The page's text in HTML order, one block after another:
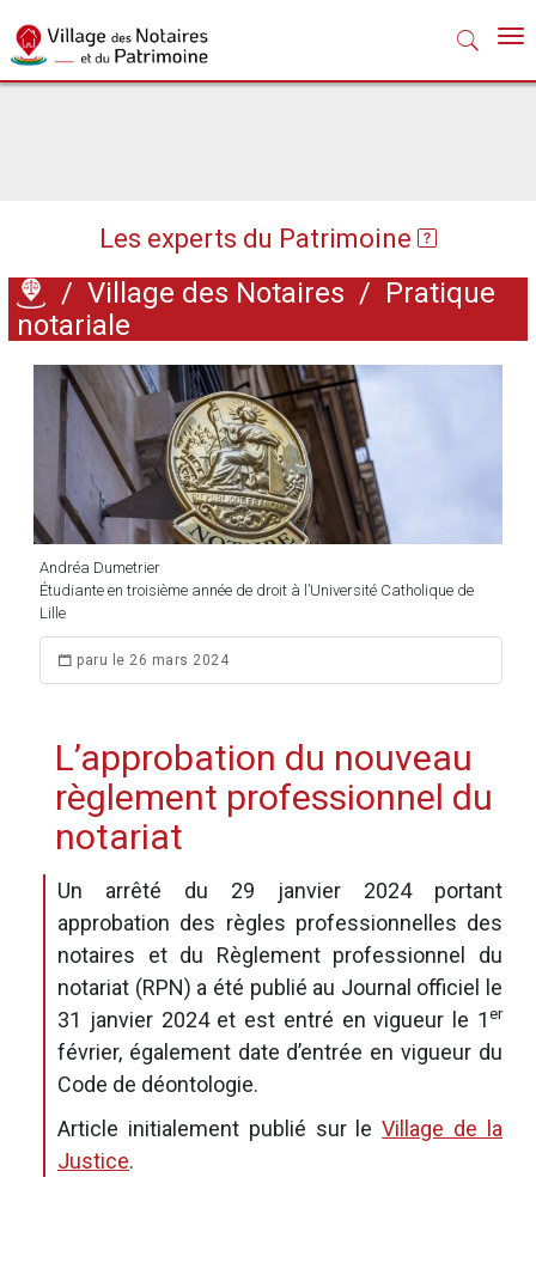
Les experts du Patrimoine
/ Village des Notaires / Pratique
notariale
Andréa Dumetrier
Étudiante en troisième année de droit à l’Université Catholique de
Lille
paru le 26 mars 2024
L’approbation du nouveau
règlement professionnel du
notariat
Un arrêté du 29 janvier 2024 portant
approbation des règles professionnelles des
notaires et du Règlement professionnel du
notariat (RPN) a été publié au Journal officiel le
31 janvier 2024 et est entré en vigueur le 1er
février, également date d’entrée en vigueur du
Code de déontologie.
Article initialement publié sur leVillage de la
Justice.